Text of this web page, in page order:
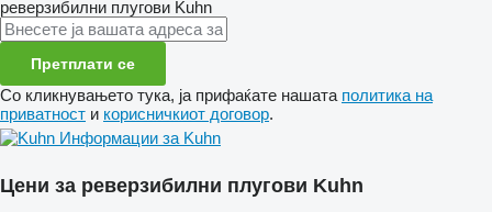
реверзибилни плугови Kuhn
Претплати се
Со кликнувањето тука, ја прифаќате нашата политика на
приватност и корисничкиот договор.
Информации за Kuhn
Цени за реверзибилни плугови Kuhn